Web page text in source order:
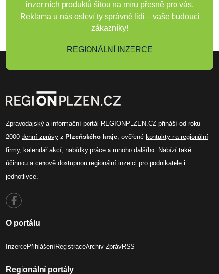
inzertních produktů šitou na míru přesně pro vás.
Reklama u nás osloví ty správné lidi – vaše budoucí
zákazníky!
REGIONÁLNÍ INZERCE
Zpravodajský a informační portál REGIONPLZEN.CZ přináší od roku
2000 denní zprávy z Plzeňského kraje, ověřené kontakty na regionální
firmy, kalendář akcí, nabídky práce a mnoho dalšího. Nabízí také
účinnou a cenově dostupnou regionální inzerci pro podnikatele i
jednotlivce.
O portálu
InzercePřihlášeníRegistraceArchiv ZprávRSS
Regionální portály